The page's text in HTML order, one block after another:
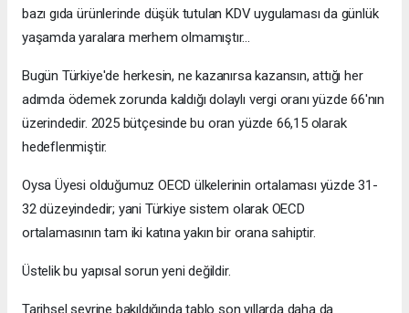
bazı gıda ürünlerinde düşük tutulan KDV uygulaması da günlük
yaşamda yaralara merhem olmamıştır…
Bugün Türkiye'de herkesin, ne kazanırsa kazansın, attığı her
adımda ödemek zorunda kaldığı dolaylı vergi oranı yüzde 66'nın
üzerindedir. 2025 bütçesinde bu oran yüzde 66,15 olarak
hedeflenmiştir.
Oysa Üyesi olduğumuz OECD ülkelerinin ortalaması yüzde 31-
32 düzeyindedir; yani Türkiye sistem olarak OECD
ortalamasının tam iki katına yakın bir orana sahiptir.
Üstelik bu yapısal sorun yeni değildir.
Tarihsel seyrine bakıldığında tablo son yıllarda daha da